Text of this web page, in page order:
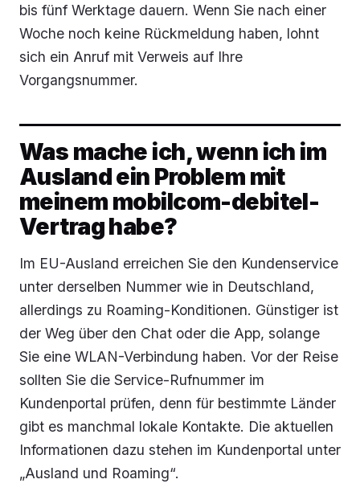
bis fünf Werktage dauern. Wenn Sie nach einer
Woche noch keine Rückmeldung haben, lohnt
sich ein Anruf mit Verweis auf Ihre
Vorgangsnummer.
Was mache ich, wenn ich im
Ausland ein Problem mit
meinem mobilcom-debitel-
Vertrag habe?
Im EU-Ausland erreichen Sie den Kundenservice
unter derselben Nummer wie in Deutschland,
allerdings zu Roaming-Konditionen. Günstiger ist
der Weg über den Chat oder die App, solange
Sie eine WLAN-Verbindung haben. Vor der Reise
sollten Sie die Service-Rufnummer im
Kundenportal prüfen, denn für bestimmte Länder
gibt es manchmal lokale Kontakte. Die aktuellen
Informationen dazu stehen im Kundenportal unter
„Ausland und Roaming“.